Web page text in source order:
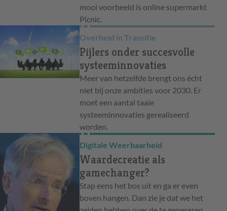
mooi voorbeeld is online supermarkt
Picnic.
Overheid in Transitie
Pijlers onder succesvolle
systeeminnovaties
Meer van hetzelfde brengt ons écht
niet bij onze ambities voor 2030. Er
moet een aantal taaie
systeeminnovaties gerealiseerd
worden.
Digitale Weerbaarheid
Waardecreatie als
gamechanger?
Stap eens het bos uit en ga er even
boven hangen. Dan zie je dat we het